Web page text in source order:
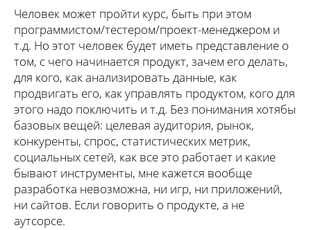
Человек может пройти курс, быть при этом
программистом/тестером/проект-менеджером и
т.д. Но этот человек будет иметь представление о
том, с чего начинается продукт, зачем его делать,
для кого, как анализировать данные, как
продвигать его, как управлять продуктом, кого для
этого надо поключить и т.д. Без понимания хотябы
базовых вещей: целевая аудитория, рынок,
конкуренты, спрос, статистических метрик,
социальных сетей, как все это работает и какие
бывают инструменты, мне кажется вообще
разработка невозможна, ни игр, ни приложений,
ни сайтов. Если говорить о продукте, а не
аутсорсе.